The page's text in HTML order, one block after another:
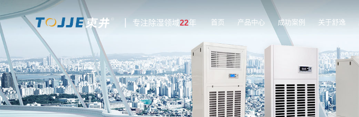
专注除湿领域22年 首页 产品中心 成功案例 关于舒逸